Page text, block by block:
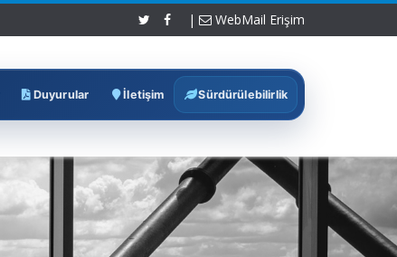
| WebMail Erişim
Duyurular İletişim Sürdürülebilirlik